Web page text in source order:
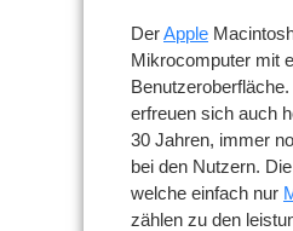
DerApple
Mikrocomputer mit
erfreuen sich auch
30 Jahren, immer
bei den Nutzern.
welche einfach nur
zählen zu den